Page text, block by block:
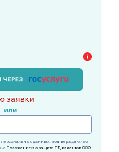
ЧЕРЕЗ
заявки
или
персональных данных, подтверждаю, что
с Положением о защите ПД клиентов ООО